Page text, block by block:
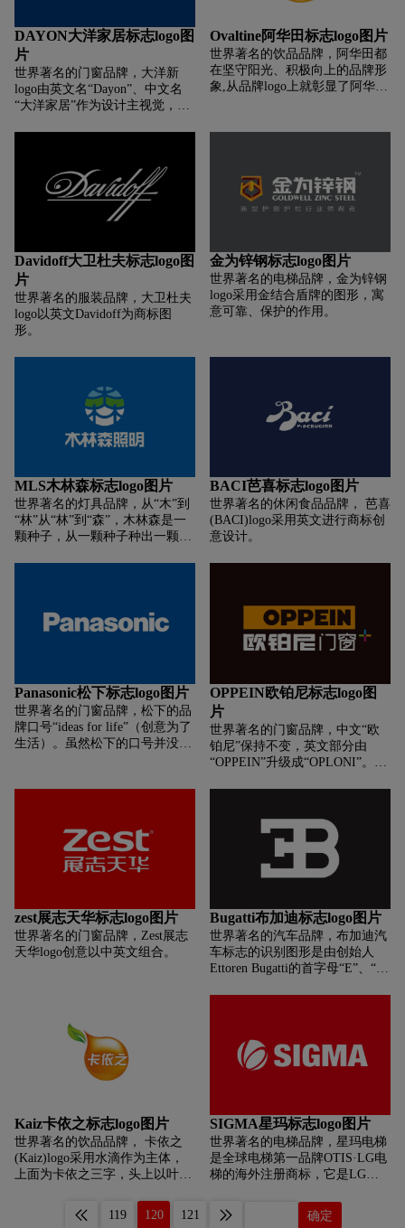
DAYON大洋家居标志logo图
片
世界著名的门窗品牌，大洋新
logo由英文名“Dayon”、中文名
“大洋家居”作为设计主视觉，简
图案的简化，更加的清晰、简
洁，辨识度高、实用性高。新
LOGO英文部分“Dayon”为大洋的
谐音，“a”和“y”分别简化为“∧”
状，呼应“一家一风范”的品牌理
念;“/”，以延伸的线条，给人一
种领先、进去、前景无限的视觉
效果，呼应大洋优质的工艺和设
计领先的优势。大洋新LOGO的
色调，为大洋蓝，深邃、神秘、
Ovaltine阿华田标志logo图片
世界著名的饮品品牌，阿华田都
在坚守阳光、积极向上的品牌形
象,从品牌logo上就彰显了阿华田
有半个太阳、麦穗和阳光,代表着
阿华田始终坚守初心,打造品牌正
面形象。
Davidoff大卫杜夫标志logo图
片
世界著名的服装品牌，大卫杜夫
logo以英文Davidoff为商标图
形。
金为锌钢标志logo图片
世界著名的电梯品牌，金为锌钢
logo采用金结合盾牌的图形，寓
意可靠、保护的作用。
MLS木林森标志logo图片
世界著名的灯具品牌，从“木”到
“林”从“林”到“森”，木林森是一
颗种子，从一颗种子种出一颗
是木林森存在的价值和意义。不
论遇到什么样的困难，挑战或是
BACI芭喜标志logo图片
世界著名的休闲食品品牌， 芭喜
(BACI)logo采用英文进行商标创
意设计。
Panasonic松下标志logo图片
世界著名的门窗品牌，松下的品
牌口号“ideas for life”（创意为了
生活）。虽然松下的口号并没有
与松下更贴近生活、更务实的企
来真正物美价廉的电子产品。
OPPEIN欧铂尼标志logo图
片
世界著名的门窗品牌，中文“欧
铂尼”保持不变，英文部分由
“OPPEIN”升级成“OPLONI”。
身定制）NATURE（环保健康）
INTELLIGENCE（科技智能）
欧铂尼在LOGO上做了全新释
义，新LOGO以门作为主体，从
空间，最终形成OPLONI中的字
母“N”。新LOGO整体颜色，除
了传承了欧派集团经典的“橙黑
调”外，还加入了“蓝色”，蕴含着
对智能、科技的联想。欧铂尼希
潮流、自由勇敢、表现真我的人
生态度。
zest展志天华标志logo图片
世界著名的门窗品牌，Zest展志
天华logo创意以中英文组合。
Bugatti布加迪标志logo图片
世界著名的汽车品牌，布加迪汽
车标志的识别图形是由创始人
Ettoren Bugatti的首字母“E”、“B”
Kaiz卡依之标志logo图片
世界著名的饮品品牌， 卡依之
(Kaiz)logo采用水滴作为主体，
上面为卡依之三字，头上以叶子
SIGMA星玛标志logo图片
世界著名的电梯品牌，星玛电梯
是全球电梯第一品牌OTIS·LG电
梯的海外注册商标，它是LG电
服务的严谨风范，在世界高层建
筑中都能找到显示世界一流水准
119 120 121 确定